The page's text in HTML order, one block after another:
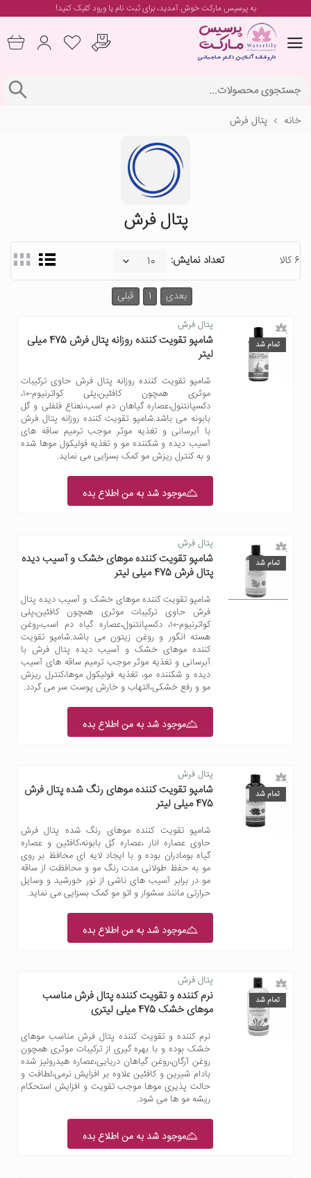
به پرسیس مارکت خوش آمدید، برایثبت نام یا ورودکلیک کنید!
خانه پتال فرش
پتال فرش
6 کالا تعداد نمایش:
قبلی 1 بعدی
تمام شد
پتال فرش
شامپو تقویت کننده روزانه پتال فرش 475 میلی
لیتر
شامپو تقویت کننده روزانه پتال فرش حاوی ترکیبات
موثری همچون کافئین،پلی کواترنیوم-۱۰،
دکسپانتنول،عصاره گیاهان دم اسب،نعناع فلفلی و گل
بابونه می باشد.شامپو تقویت کننده روزانه پتال فرش
با آبرسانی و تغذیه موثر موجب ترمیم ساقه های
آسیب دیده و شکننده مو و تغذیه فولیکول موها شده
و به کنترل ریزش مو کمک بسزایی می نماید.
موجود شد به من اطلاع بده
تمام شد
پتال فرش
شامپو تقویت کننده موهای خشک و آسیب دیده
پتال فرش 475 میلی لیتر
شامپو تقویت کننده موهای خشک و آسیب دیده پتال
فرش حاوی ترکیبات موثری همچون کافئین،پلی
کواترنیوم-۱۰، دکسپانتنول،عصاره گیاه دم اسب،روغن
هسته انگور و روغن زیتون می باشد.شامپو تقویت
کننده موهای خشک و آسیب دیده پتال فرش با
آبرسانی و تغذیه موثر موجب ترمیم ساقه های آسیب
دیده و شکننده مو، تغذیه فولیکول موها،کنترل ریزش
مو و رفع خشکی،التهاب و خارش پوست سر می گردد.
موجود شد به من اطلاع بده
تمام شد
پتال فرش
شامپو تقویت کننده موهای رنگ شده پتال فرش
475 میلی لیتر
شامپو تقویت کننده موهای رنگ شده پتال فرش
حاوی عصاره انار ،عصاره گل بابونه،کافئین و عصاره
گیاه بومادران بوده و با ایجاد لایه ای محافظ بر روی
مو به حفظ طولانی مدت رنگ مو و محافظت از ساقه
مو در برابر آسیب های ناشی از نور خورشید و وسایل
حرارتی مانند سشوار و اتو مو کمک بسزایی می نماید.
موجود شد به من اطلاع بده
تمام شد
پتال فرش
نرم کننده و تقویت کننده پتال فرش مناسب
موهای خشک 475 میلی لیتری
نرم کننده و تقویت کننده پتال فرش مناسب موهای
خشک بوده و با بهره گیری از ترکیبات موثری همچون
روغن آرگان،روغن گیاهان دریایی،عصاره هیدرولیز شده
بادام شیرین و کافئین علاوه بر افزایش نرمی،لطافت و
حالت پذیری موها موجب تقویت و افزایش استحکام
ریشه مو ها می شود.
موجود شد به من اطلاع بده